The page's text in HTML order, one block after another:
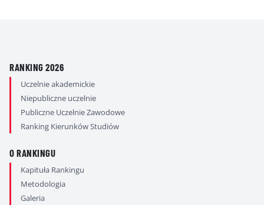
RANKING 2026
Uczelnie akademickie
Niepubliczne uczelnie
Publiczne Uczelnie Zawodowe
Ranking Kierunków Studiów
O RANKINGU
Kapituła Rankingu
Metodologia
Galeria